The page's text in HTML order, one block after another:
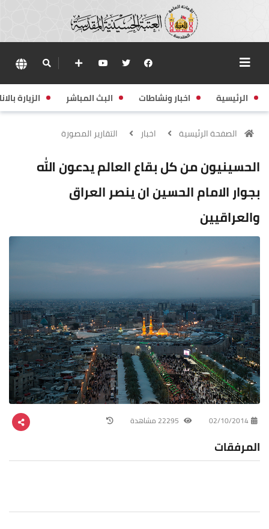
الرئيسية اخبار ونشاطات البث المباشر الزيارة
الصفحة الرئيسية اخبار التقارير المصورة
الحسينيون من كل بقاع العالم يدعون الله
بجوار الامام الحسين ان ينصر العراق
والعراقيين
02/10/2014
المرفقات